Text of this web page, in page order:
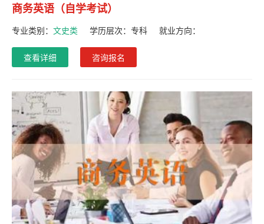
商务英语（自学考试）
专业类别： 文史类 学历层次： 专科 就业方向：
查看详细 咨询报名